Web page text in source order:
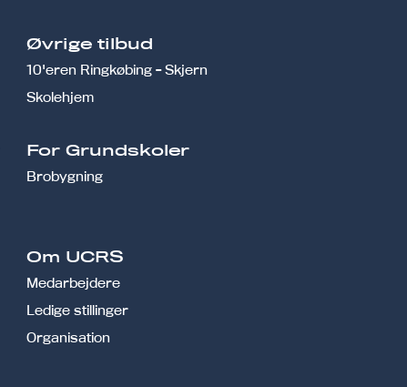
Øvrige tilbud
10'eren Ringkøbing - Skjern
Skolehjem
For Grundskoler
Brobygning
Om UCRS
Medarbejdere
Ledige stillinger
Organisation